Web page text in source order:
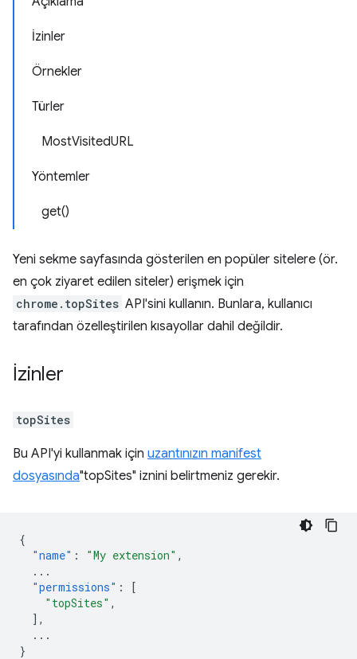
İzinler
Örnekler
Türler
MostVisitedURL
Yöntemler
get()
Yeni sekme sayfasında gösterilen en popüler sitelere (ör.
en çok ziyaret edilen siteler) erişmek için
chrome.topSites API'sini kullanın. Bunlara, kullanıcı
tarafından özelleştirilen kısayollar dahil değildir.
İzinler
topSites
Bu API'yi kullanmak için uzantınızın manifest
dosyasında"topSites" iznini belirtmeniz gerekir.
{
"name" : "My extension" ,
...
"permissions" :
[
"topSites" ,
],
...
}